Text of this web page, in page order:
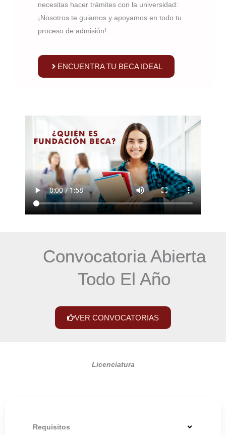
necesitas hacer trámites con la universidad:
¡Nosotros te guiamos y apoyamos en todo tu
proceso de admisión!.
ENCUENTRA TU BECA IDEAL
Convocatoria Abierta
Todo El Año
VER CONVOCATORIAS
Licenciatura
Requisitos